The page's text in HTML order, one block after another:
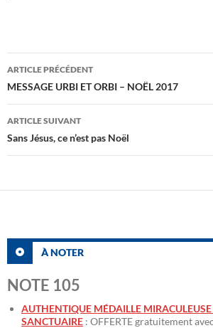
Navigation
des
articles
ARTICLE PRÉCÉDENT
MESSAGE URBI ET ORBI – NOËL 2017
ARTICLE SUIVANT
Sans Jésus, ce n’est pas Noël
À NOTER
NOTE 105
AUTHENTIQUE MÉDAILLE
SANCTUAIRE : OFFERTE gratuitement